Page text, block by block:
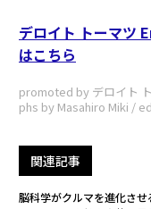
デロイト トーマツ
はこちら
promoted by デロイト
phs by Masahiro Miki /
関連記事
脳科学がクルマを進化させ